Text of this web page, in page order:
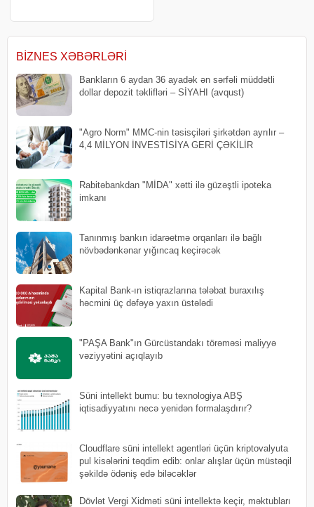
"Bitcoin"i
BIZNES XƏBƏRLƏRI
Bankların 6 aydan 36 ayadək ən sərfəli müddətli
dollar depozit təklifləri – SİYAHI (avqust)
"Agro Norm" MMC-nin təsisçiləri şirkətdən ayrılır –
4,4 MİLYON İNVESTİSİYA GERİ ÇƏKİLİR
Rabitəbankdan "MİDA" xətti ilə güzəştli ipoteka
imkanı
Tanınmış bankın idarəetmə orqanları ilə bağlı
növbədənkənar yığıncaq keçirəcək
Kapital Bank-ın istiqrazlarına tələbat buraxılış
həcmini üç dəfəyə yaxın üstələdi
"PAŞA Bank"ın Gürcüstandakı törəməsi maliyyə
vəziyyətini açıqlayıb
Süni intellekt bumu: bu texnologiya ABŞ
iqtisadiyyatını necə yenidən formalaşdırır?
Cloudflare süni intellekt agentləri üçün kriptovalyuta
pul kisələrini təqdim edib: onlar alışlar üçün müstəqil
şəkildə ödəniş edə biləcəklər
Dövlət Vergi Xidməti süni intellektə keçir, məktubları